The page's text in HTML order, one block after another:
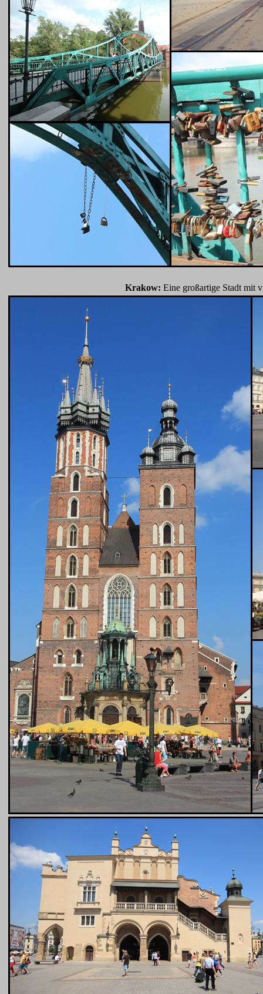
Krakow: Eine großartige Stadt mit